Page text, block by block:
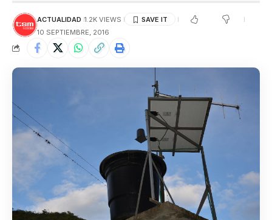
ACTUALIDAD 1.2K VIEWS
10 SEPTIEMBRE, 2016